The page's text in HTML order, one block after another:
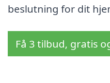
beslutning for dit
Få 3 tilbud, gratis